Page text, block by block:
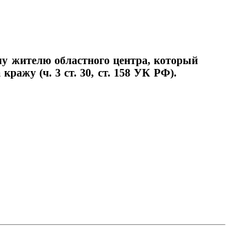
жителю областного центра, который
кражу (ч. 3 ст. 30, ст. 158 УК РФ).